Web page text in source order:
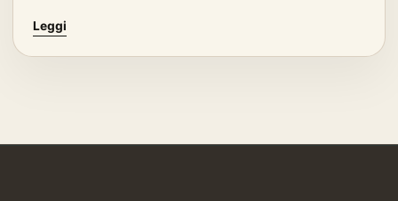
Leggi